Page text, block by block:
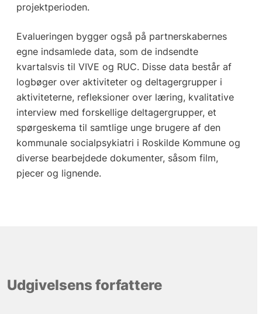
projektperioden.
Evalueringen bygger også på partnerskabernes
egne indsamlede data, som de indsendte
kvartalsvis til VIVE og RUC. Disse data består af
logbøger over aktiviteter og deltagergrupper i
aktiviteterne, refleksioner over læring, kvalitative
interview med forskellige deltagergrupper, et
spørgeskema til samtlige unge brugere af den
kommunale socialpsykiatri i Roskilde Kommune og
diverse bearbejdede dokumenter, såsom film,
pjecer og lignende.
Udgivelsens forfattere